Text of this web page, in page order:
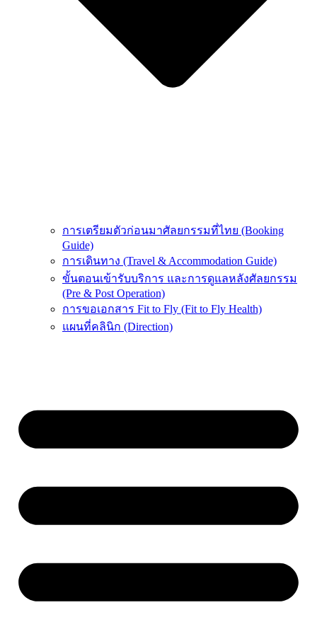
การเตรียมตัวก่อนมาศัลยกรรมที่ไทย (Booking
Guide)
การเดินทาง (Travel & Accommodation Guide)
ขั้นตอนเข้ารับบริการ และการดูแลหลังศัลยกรรม
(Pre & Post Operation)
การขอเอกสาร Fit to Fly (Fit to Fly Health)
แผนที่คลินิก (Direction)